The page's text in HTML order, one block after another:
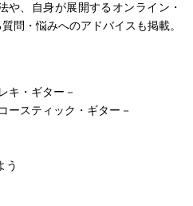
や、自身が展開するオンライン・
問・悩みへのアドバイスも掲載。
キ・ギター－
ースティック・ギター－
う